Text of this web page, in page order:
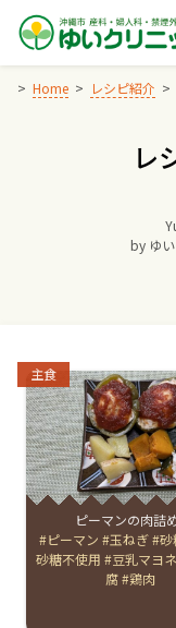
Skip
content
Home レシピ紹介
レ
by ゆ
Categories:
主食
ピーマンの肉詰
Tags:
ピーマン 玉ねぎ 砂
砂糖不使用
豆乳マヨ
腐 鶏肉